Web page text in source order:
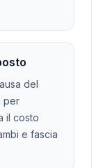
del
per
il costo
e fascia